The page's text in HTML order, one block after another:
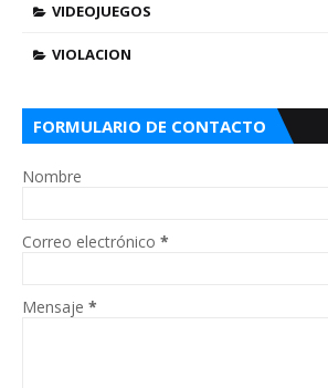
VIDEOJUEGOS
VIOLACION
FORMULARIO DE CONTACTO
Nombre
Correo electrónico *
Mensaje *